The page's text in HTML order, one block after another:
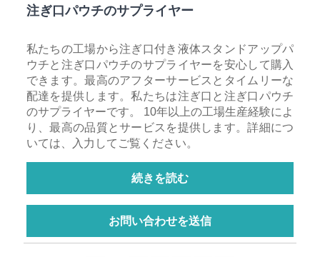
注ぎ口パウチのサプライヤー
私たちの工場から注ぎ口付き液体スタンドアップパ
ウチと注ぎ口パウチのサプライヤーを安心して購入
できます。最高のアフターサービスとタイムリーな
配達を提供します。私たちは注ぎ口と注ぎ口パウチ
のサプライヤーです。 10年以上の工場生産経験によ
り、最高の品質とサービスを提供します。詳細につ
いては、入力してご覧ください。
続きを読む
お問い合わせを送信